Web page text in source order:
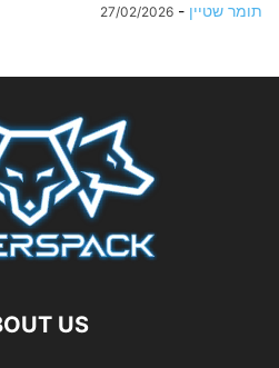
תומר שטיין -
27/02/2026
US